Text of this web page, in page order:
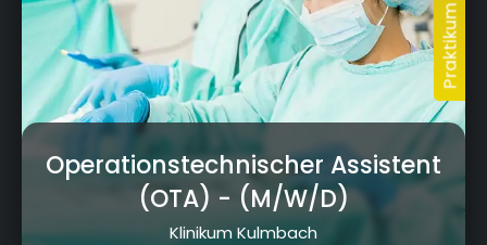
Operationstechnischer Assistent
(OTA) - (M/W/D)
Klinikum Kulmbach